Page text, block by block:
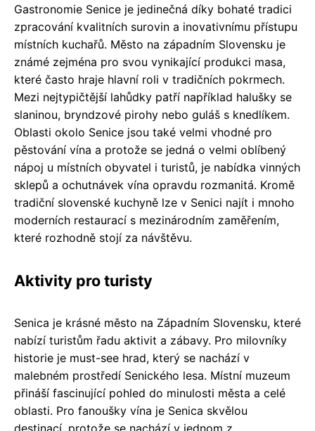
Gastronomie Senice je jedinečná díky bohaté tradici
zpracování kvalitních surovin a inovativnímu přístupu
místních kuchařů. Město na západním Slovensku je
známé zejména pro svou vynikající produkci masa,
které často hraje hlavní roli v tradičních pokrmech.
Mezi nejtypičtější lahůdky patří například halušky se
slaninou, bryndzové pirohy nebo guláš s knedlíkem.
Oblasti okolo Senice jsou také velmi vhodné pro
pěstování vína a protože se jedná o velmi oblíbený
nápoj u místních obyvatel i turistů, je nabídka vinných
sklepů a ochutnávek vína opravdu rozmanitá. Kromě
tradiční slovenské kuchyně lze v Senici najít i mnoho
moderních restaurací s mezinárodním zaměřením,
které rozhodně stojí za návštěvu.
Aktivity pro turisty
Senica je krásné město na Západním Slovensku, které
nabízí turistům řadu aktivit a zábavy. Pro milovníky
historie je must-see hrad, který se nachází v
malebném prostředí Senického lesa. Místní muzeum
přináší fascinující pohled do minulosti města a celé
oblasti. Pro fanoušky vína je Senica skvělou
destinací, protože se nachází v jednom z